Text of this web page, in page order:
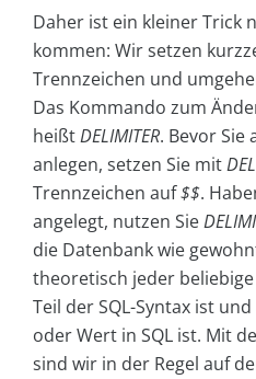
Daher ist ein kleiner Trick
kommen: Wir setzen
Trennzeichen und
Das Kommando zum
heißtDELIMITER. Bevor Sie
anlegen, setzen Sie mit
Trennzeichen auf$$.
angelegt, nutzen Sie
die Datenbank wie
theoretisch jeder
Teil der SQL-Syntax ist
oder Wert in SQL ist. Mit
sind wir in der Regel auf